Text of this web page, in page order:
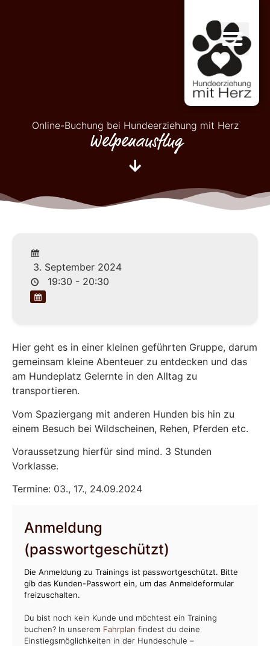
Online-Buchung bei Hundeerziehung mit Herz
Welpenausflug
3. September 2024
19:30 - 20:30
Hier geht es in einer kleinen geführten Gruppe, darum
gemeinsam kleine Abenteuer zu entdecken und das
am Hundeplatz Gelernte in den Alltag zu
transportieren.
Vom Spaziergang mit anderen Hunden bis hin zu
einem Besuch bei Wildscheinen, Rehen, Pferden etc.
Voraussetzung hierfür sind mind. 3 Stunden
Vorklasse.
Termine: 03., 17., 24.09.2024
Anmeldung
(passwortgeschützt)
Die Anmeldung zu Trainings ist passwortgeschützt. Bitte
gib das Kunden-Passwort ein, um das Anmeldeformular
freizuschalten.
Du bist noch kein Kunde und möchtest ein Training
buchen? In unserem Fahrplan findest du deine
Einstiegsmöglichkeiten in der Hundeschule –